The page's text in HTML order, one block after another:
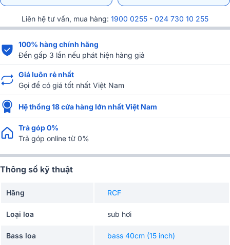
Liên hệ tư vấn, mua hàng: 1900 0255 - 024 730 10 255
100% hàng chính hãng
Đền gấp 3 lần nếu phát hiện hàng giả
Giá luôn rẻ nhất
Gọi để có giá tốt nhất Việt Nam
Hệ thống 18 cửa hàng lớn nhất Việt Nam
Trả góp 0%
Trả góp online từ 0%
Thông số kỹ thuật
Hãng RCF
Loại loa sub hơi
Bass loa bass 40cm (15 inch)